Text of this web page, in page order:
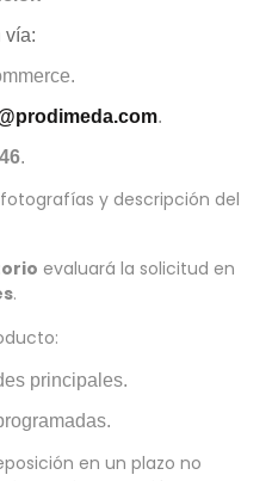
vía:
.
.
y descripción del
evaluará la solicitud en
.
principales.
en un plazo no